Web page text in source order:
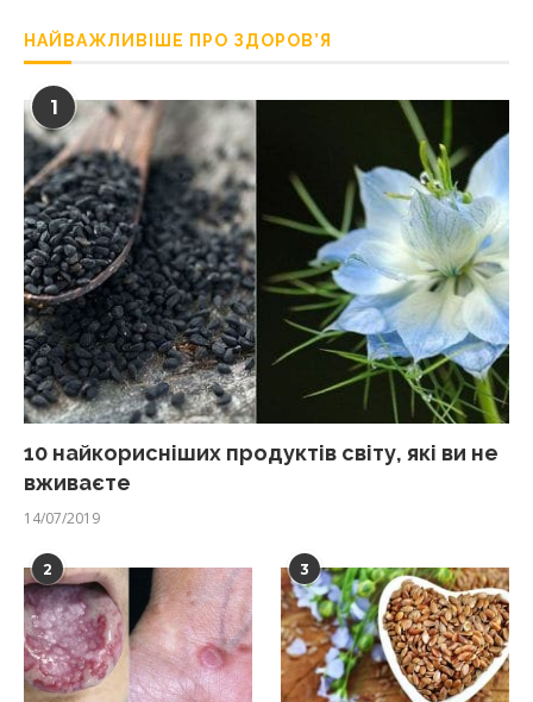
НАЙВАЖЛИВІШЕ ПРО ЗДОРОВ’Я
1
10 найкорисніших продуктів світу, які ви не
вживаєте
14/07/2019
2 3